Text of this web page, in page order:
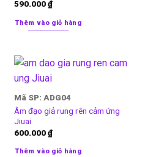
590.000₫
Thêm vào giỏ hàng
Mã SP: ADG04
Âm đạo giả rung rên cảm ứng
Jiuai
600.000₫
Thêm vào giỏ hàng